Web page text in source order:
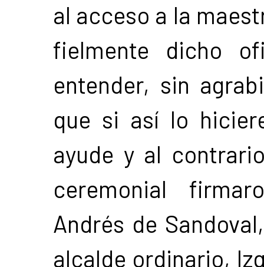
al acceso a la
fielmente dicho
entender, sin
que si así lo
ayude y al
ceremonial
Andrés de
alcalde ordinario,